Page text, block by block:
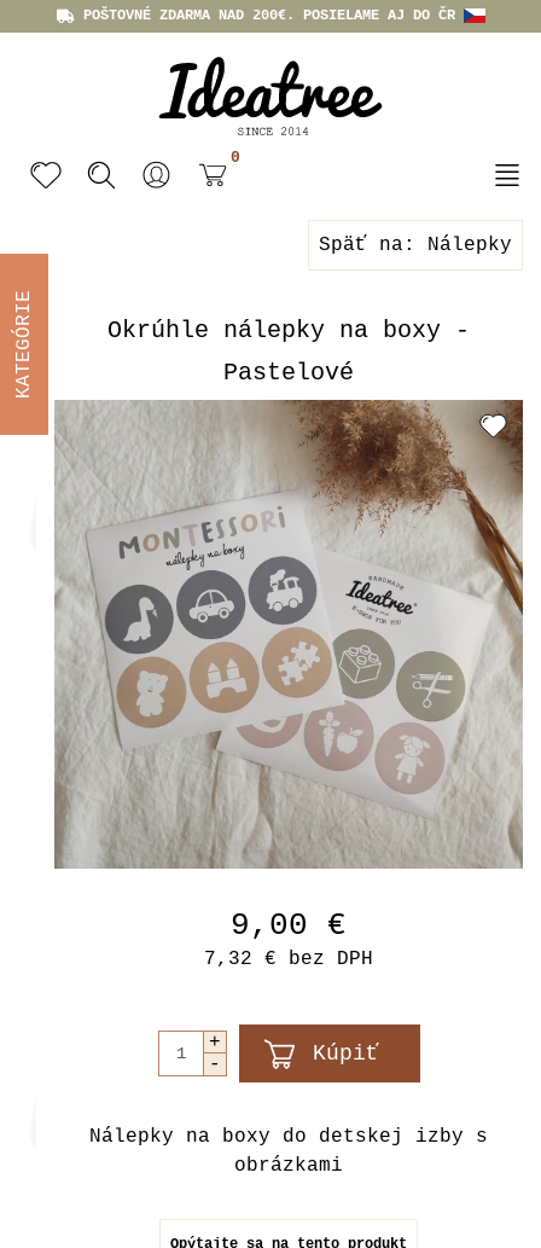
POŠTOVNÉ ZDARMA NAD 200€. POSIELAME AJ DO ČR
0
Späť na: Nálepky
Okrúhle nálepky na boxy -
Pastelové
9,00 €
7,32 € bez DPH
Nálepky na boxy do detskej izby s
obrázkami
Opýtajte sa na tento produkt
KATEGÓRIE